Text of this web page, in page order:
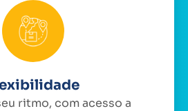
ritmo, com acesso a